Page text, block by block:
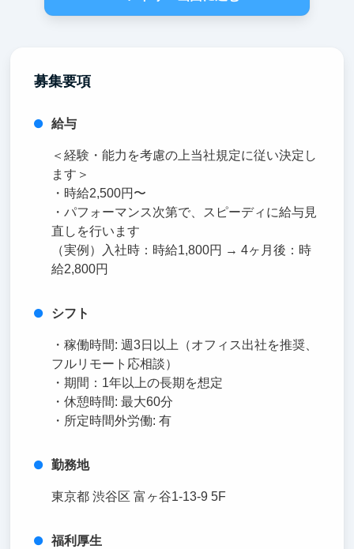
募集要項
給与
＜経験・能力を考慮の上当社規定に従い決定し
ます＞
・時給2,500円〜
・パフォーマンス次第で、スピーディに給与見
直しを行います
（実例）入社時：時給1,800円 → 4ヶ月後：時
給2,800円
シフト
・稼働時間: 週3日以上（オフィス出社を推奨、
フルリモート応相談）
・期間：1年以上の長期を想定
・休憩時間: 最大60分
・所定時間外労働: 有
勤務地
東京都 渋谷区 富ヶ谷1-13-9 5F
福利厚生